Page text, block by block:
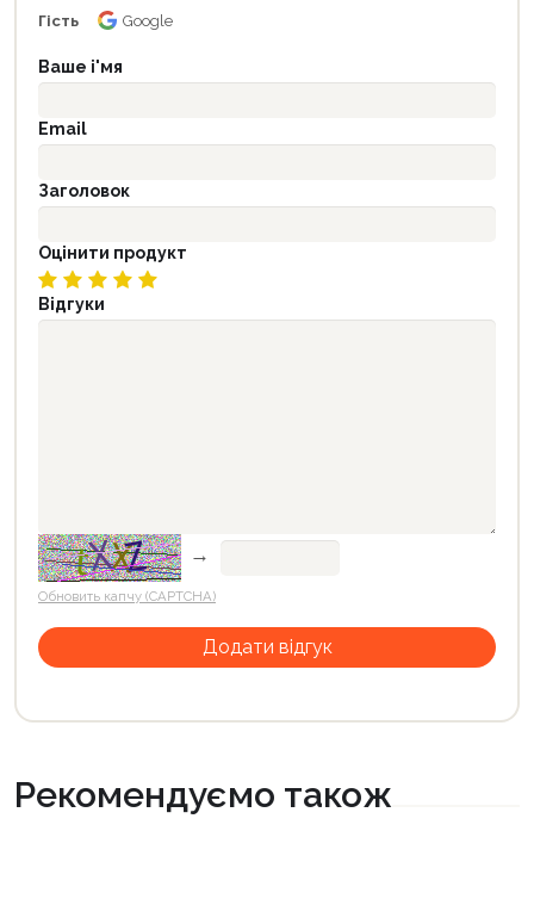
Гість Google
Ваше і'мя
Email
Заголовок
Оцінити продукт
Відгуки
→
Обновить капчу (CAPTCHA)
Рекомендуємо також